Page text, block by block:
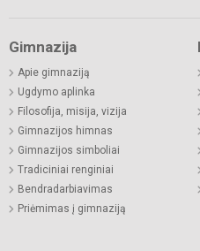
Gimnazija
Apie gimnaziją
Ugdymo aplinka
Filosofija, misija, vizija
Gimnazijos himnas
Gimnazijos simboliai
Tradiciniai renginiai
Bendradarbiavimas
Priėmimas į gimnaziją